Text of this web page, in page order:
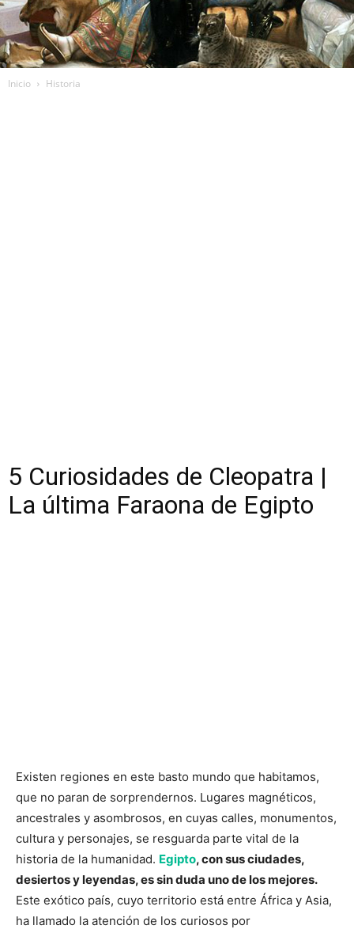
Inicio Historia
5 Curiosidades de Cleopatra |
La última Faraona de Egipto
Existen regiones en este basto mundo que habitamos,
que no paran de sorprendernos. Lugares magnéticos,
ancestrales y asombrosos, en cuyas calles, monumentos,
cultura y personajes, se resguarda parte vital de la
historia de la humanidad. Egipto, con sus ciudades,
desiertos y leyendas, es sin duda uno de los mejores.
Este exótico país, cuyo territorio está entre África y Asia,
ha llamado la atención de los curiosos por